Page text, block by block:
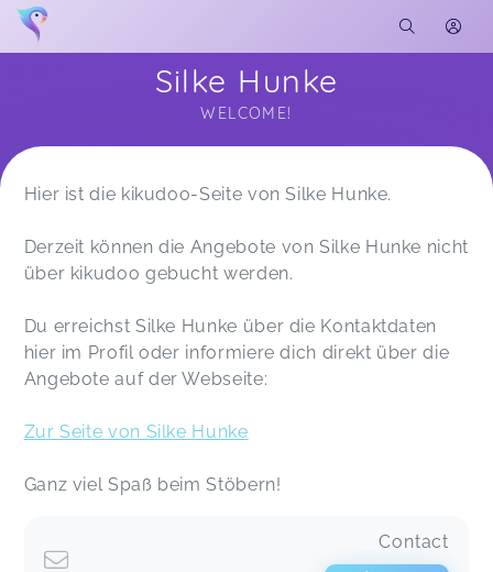
Silke Hunke
WELCOME!
Soon you will learn more about me here...
Hier ist die kikudoo-Seite von Silke Hunke.
Derzeit können die Angebote von Silke Hunke nicht
über kikudoo gebucht werden.
Du erreichst Silke Hunke über die Kontaktdaten
hier im Profil oder informiere dich direkt über die
Angebote auf der Webseite:
Zur Seite von Silke Hunke
Ganz viel Spaß beim Stöbern!
Contact